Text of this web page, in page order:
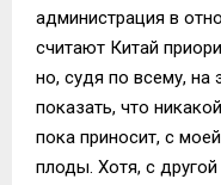
администрация в
считают Китай
но, судя по всему, на
показать, что
пока приносит, с
плоды. Хотя, с